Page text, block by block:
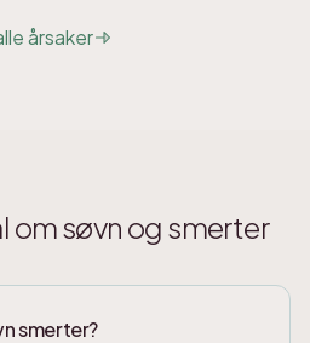
årsaker
om søvn og smerter
smerter?